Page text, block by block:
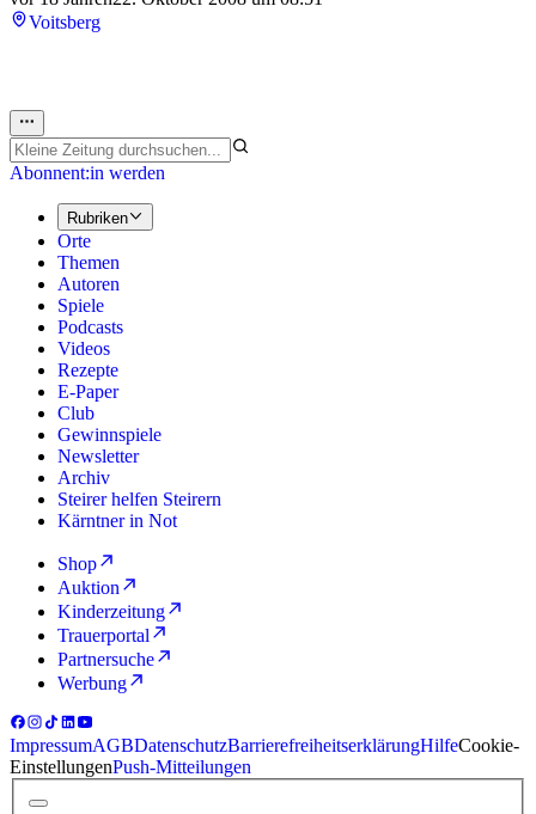
Voitsberg
Abonnent:in werden
Rubriken
Orte
Themen
Autoren
Spiele
Podcasts
Videos
Rezepte
E-Paper
Club
Gewinnspiele
Newsletter
Archiv
Steirer helfen Steirern
Kärntner in Not
Shop
Auktion
Kinderzeitung
Trauerportal
Partnersuche
Werbung
ImpressumAGBDatenschutzBarrierefreiheitserklärungHilfeCookie-
EinstellungenPush-Mitteilungen